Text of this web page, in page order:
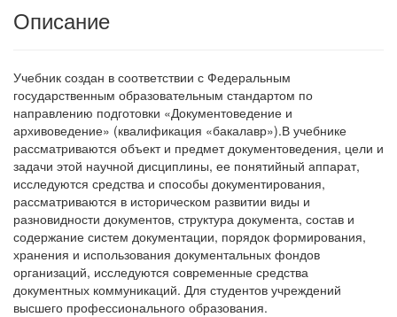
Описание
Учебник создан в соответствии с Федеральным
государственным образовательным стандартом по
направлению подготовки «Документоведение и
архивоведение» (квалификация «бакалавр»).В учебнике
рассматриваются объект и предмет документоведения, цели и
задачи этой научной дисциплины, ее понятийный аппарат,
исследуются средства и способы документирования,
рассматриваются в историческом развитии виды и
разновидности документов, структура документа, состав и
содержание систем документации, порядок формирования,
хранения и использования документальных фондов
организаций, исследуются современные средства
документных коммуникаций. Для студентов учреждений
высшего профессионального образования.